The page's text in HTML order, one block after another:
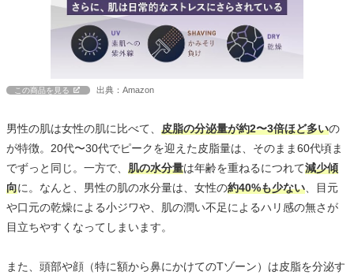
この商品を見る 出典：Amazon
男性の肌は女性の肌に比べて、 皮脂の分泌量が約2〜3倍ほど多いの
が特徴。20代〜30代でピークを迎えた皮脂量は、そのまま60代頃ま
でずっと同じ。一方で、 肌の水分量は年齢を重ねるにつれて減少傾
向に。なんと、男性の肌の水分量は、女性の約40%も少ない、目元
や口元の乾燥による小ジワや、肌の潤い不足によるハリ感の無さが
目立ちやすくなってしまいます。
また、頭部や顔（特に額から鼻にかけてのTゾーン）は皮脂を分泌す